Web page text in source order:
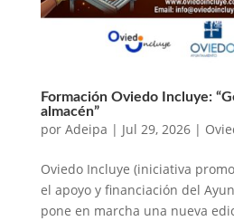
Formación Oviedo Incluye:
almacén”
por Adeipa | Jul 29, 2026|
Oviedo Incluye (iniciativa
el apoyo y financiación del
pone en marcha una nueva